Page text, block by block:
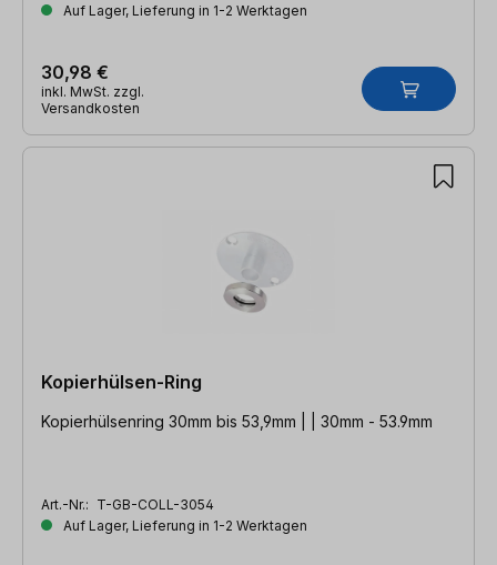
Auf Lager, Lieferung in 1-2 Werktagen
30,98 €
inkl. MwSt. zzgl.
Versandkosten
Kopierhülsen-Ring
Kopierhülsenring 30mm bis 53,9mm | | 30mm - 53.9mm
Art.-Nr.: T-GB-COLL-3054
Auf Lager, Lieferung in 1-2 Werktagen